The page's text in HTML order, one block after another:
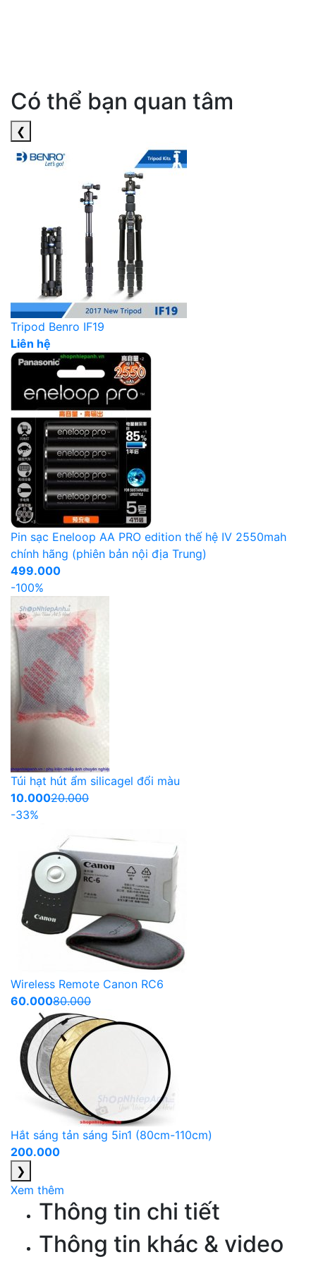
Có thể bạn quan tâm
❮
Tripod Benro IF19
Liên hệ
Pin sạc Eneloop AA PRO edition thế hệ IV 2550mah
chính hãng (phiên bản nội địa Trung)
499.000
-100%
Túi hạt hút ẩm silicagel đổi màu
10.00020.000
-33%
Wireless Remote Canon RC6
60.00080.000
Hắt sáng tản sáng 5in1 (80cm-110cm)
200.000
❯
Xem thêm
Thông tin chi tiết
Thông tin khác & video